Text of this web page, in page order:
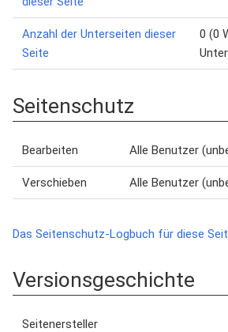
Anzahl der Unterseiten dieser
Seite
0 (0
Seitenschutz
Bearbeiten Alle Benutzer
Verschieben Alle Benutzer
Das Seitenschutz-Logbuch für diese
Versionsgeschichte
Seitenersteller